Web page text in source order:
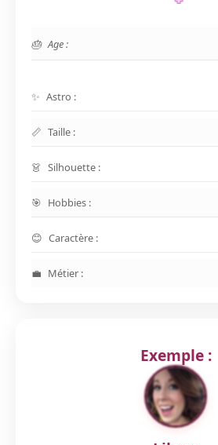
Age :
Astro :
Taille :
Silhouette :
Hobbies :
Caractère :
Métier :
Exemple :